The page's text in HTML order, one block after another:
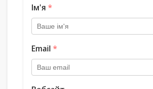
Ім'я *
Email *